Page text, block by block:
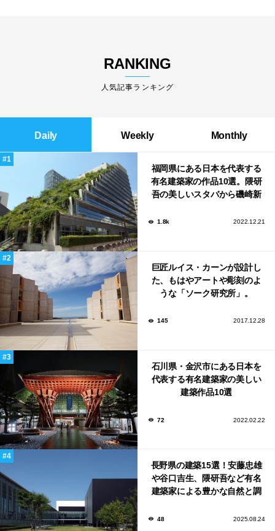
RANKING
人気記事ランキング
Daily Weekly Monthly
福岡県にある日本を代表する
有名建築家の作品10選。隈研
吾の美しいスタバから磯崎新
1.8k 2022.12.21
巨匠ルイス・カーンが設計し
た、もはやアートや彫刻のよ
うな「ソーク研究所」。
145 2017.12.28
石川県・金沢市にある日本を
代表する有名建築家の美しい
建築作品10選
72 2022.02.22
長野県の建築15選！安藤忠雄
や谷口吉生、隈研吾など有名
建築家による豊かな自然と調
48 2025.08.24